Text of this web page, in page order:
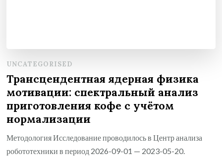
UNCATEGORISED
Трансцендентная ядерная физика
мотивации: спектральный анализ
приготовления кофе с учётом
нормализации
Методология Исследование проводилось в Центр анализа
робототехники в период 2026-09-01 — 2023-05-20.